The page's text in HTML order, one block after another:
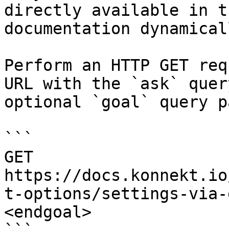
directly available in
documentation
Perform an HTTP GET
URL with the `ask`
optional `goal` query
```
GET
https://
t-options/settings-via-
<endgoal>
```